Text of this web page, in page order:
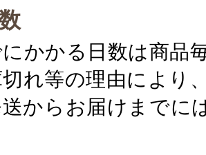
かかる日数は商品
れ等の理由により
からお届けまでに